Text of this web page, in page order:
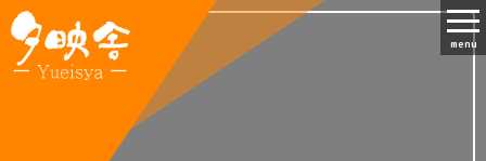
menu